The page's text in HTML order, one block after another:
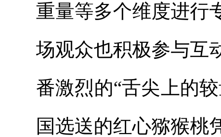
重量等多个维度进行
场观众也积极参与互
番激烈的“舌尖上的
国选送的红心猕猴桃